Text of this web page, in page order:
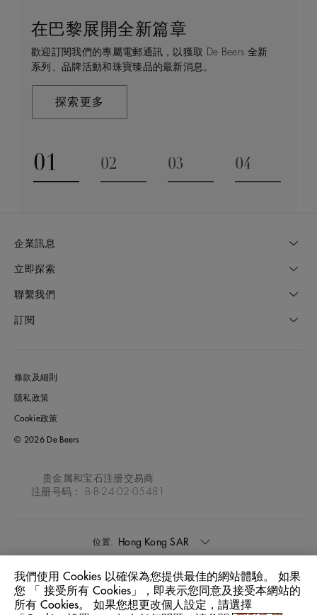
在巴黎展開全新篇章
歡迎訂閱我們的專屬電郵通訊，以獲取 De Beers 全新
系列、品牌活動和珠寶臻品的最新消息。
探索更多
守護永恒
De Beers 在全球珠寶領域獨樹一幟，因為我們是唯一
與鑽石原產地有直接連結的奢華珠寶品牌。
探索更多
顧客服務
無論您是透過線上購物或造訪實體精品店，我們始終致
力於為您提供個人化的購物體驗。預約於店內或線上進
瞭解更多
De Beers 的世界
De Beers 成立於倫敦，靈感來自非洲的自然，是奢華
鑽石珠寶的巔峰。我們的創意和工藝將鑽石轉化為永恆
探索更多
01
Go to slide 1
02
03
04
企業訊息
立即探索
聯繫我們
訂閱
條款及細則
隱私政策
Cookie政策
© 2026 De Beers
贵金属和宝石注册交易商
注册号码： B-B-24-02-05481
位置: Hong Kong SAR
語言: 中文
我們使用 Cookies 以確保為您提供最佳的網站體驗。 如果
您 「 接受所有 Cookies」，即表示您同意及接受本網站的
所有 Cookies。 如果您想更改個人設定，請選擇